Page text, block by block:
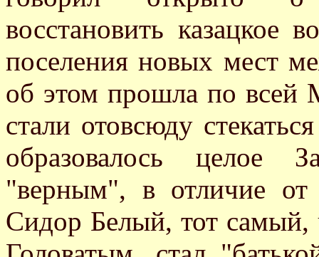
восстановить казацкое
поселения новых мест
об этом прошла по всей
стали отовсюду
образовалось целое
"верным", в отличие
Сидор Белый, тот самый,